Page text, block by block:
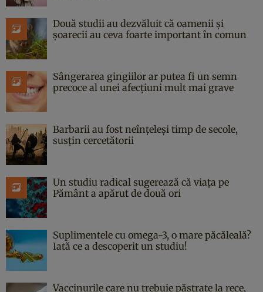
Două studii au dezvăluit că oamenii și
șoarecii au ceva foarte important în comun
Sângerarea gingiilor ar putea fi un semn
precoce al unei afecțiuni mult mai grave
Barbarii au fost neînțeleși timp de secole,
susțin cercetătorii
Un studiu radical sugerează că viața pe
Pământ a apărut de două ori
Suplimentele cu omega-3, o mare păcăleală?
Iată ce a descoperit un studiu!
Vaccinurile care nu trebuie păstrate la rece,